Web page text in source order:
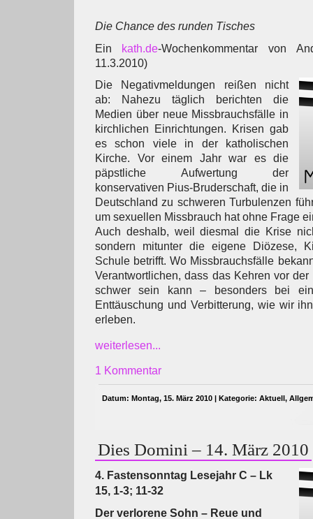
Die Chance des runden Tisches
Ein kath.de-Wochenkommentar von
11.3.2010)
Die Negativmeldungen reißen nicht
ab: Nahezu täglich berichten die
Medien über neue Missbrauchsfälle in
kirchlichen Einrichtungen. Krisen gab
es schon viele in der katholischen
Kirche. Vor einem Jahr war es die
päpstliche Aufwertung der
konservativen Pius-Bruderschaft, die in
Deutschland zu schweren Turbulenzen
um sexuellen Missbrauch hat ohne Frage
Auch deshalb, weil diesmal die Krise
sondern mitunter die eigene Diözese,
Schule betrifft. Wo Missbrauchsfälle
Verantwortlichen, dass das Kehren vor
schwer sein kann – besonders bei
Enttäuschung und Verbitterung, wie wir
erleben.
weiterlesen...
1 Kommentar
Datum: Montag, 15. März 2010 | Kategorie: Aktuell,
Dies Domini – 14. März 2010
4. Fastensonntag Lesejahr C – Lk
15, 1-3; 11-32
Der verlorene Sohn – Reue und